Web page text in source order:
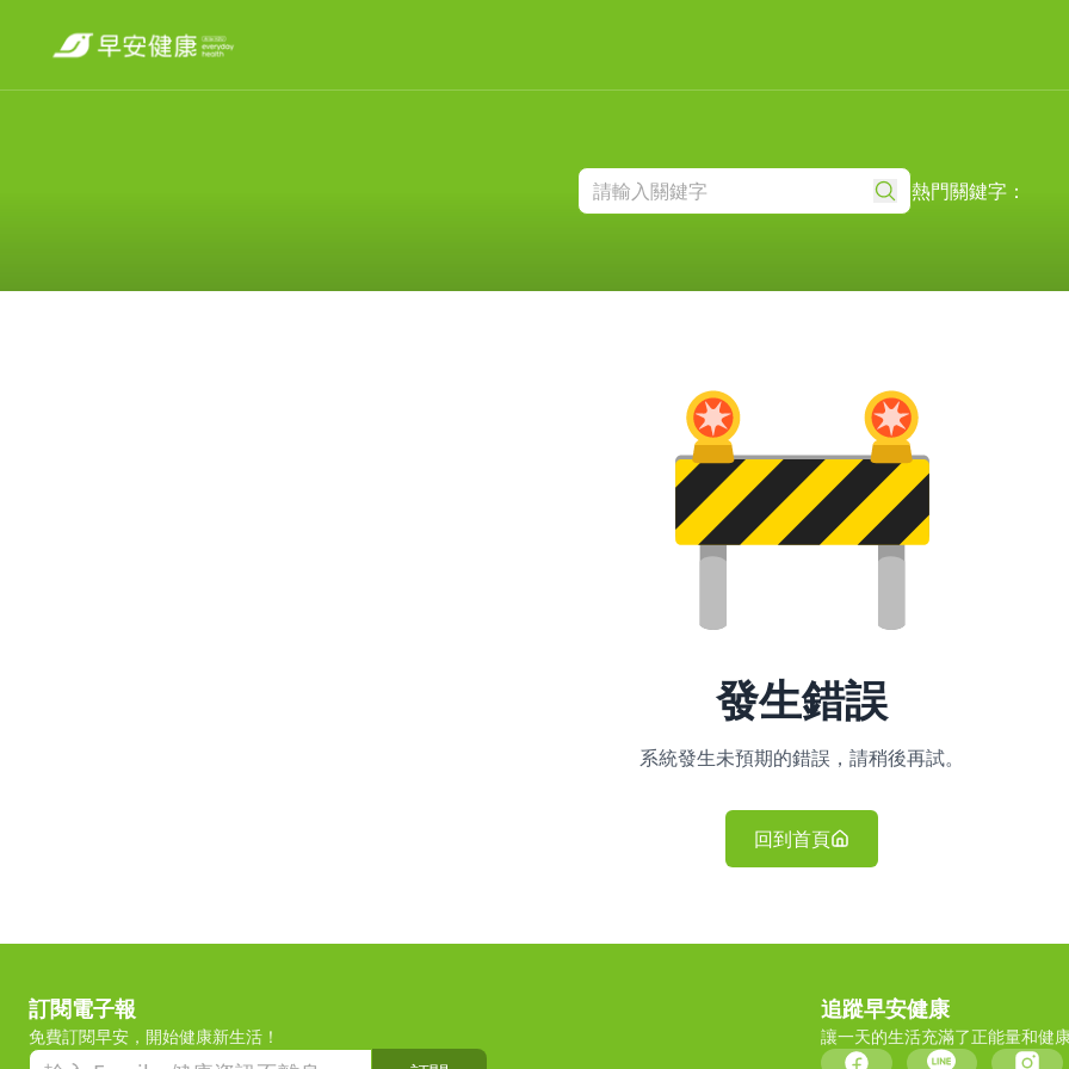
熱門關鍵字：
發生錯誤
系統發生未預期的錯誤，請稍後再試。
回到首頁
訂閱電子報
免費訂閱早安，開始健康新生活！
追蹤早安健康
讓一天的生活充滿了正能量和健